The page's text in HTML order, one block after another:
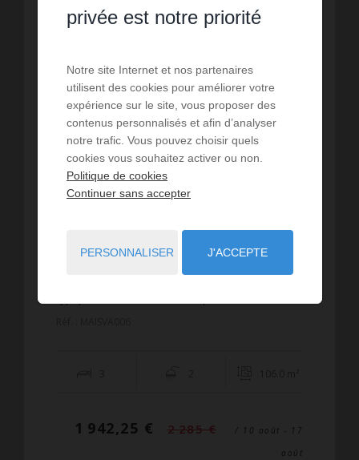
LOCATION VACANCES
Villa Le Vauclin
Venez profiter d'un séjour inoubliable dans
superbe vue sur la mer et un cadre paisible
1 942,25 € 2 285 €
/ 10 août - 17
août
privée est notre priorité
Notre site Internet et nos partenaires
utilisent des cookies pour améliorer votre
expérience sur le site, vous proposer des
contenus personnalisés et afin d’analyser
notre trafic. Vous pouvez choisir quels
cookies vous souhaitez activer ou non.
Politique de cookies
Continuer sans accepter
PERSONNALISER J'ACCEPTE